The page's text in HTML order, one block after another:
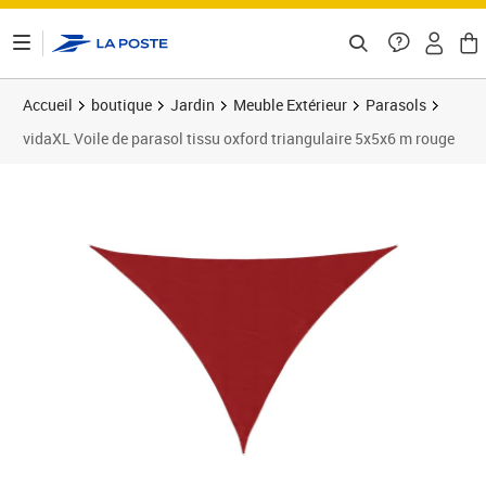
Accueil boutique Jardin Meuble Extérieur
Parasols
vidaXL Voile de parasol tissu oxford triangulaire 5x5x6 m rouge